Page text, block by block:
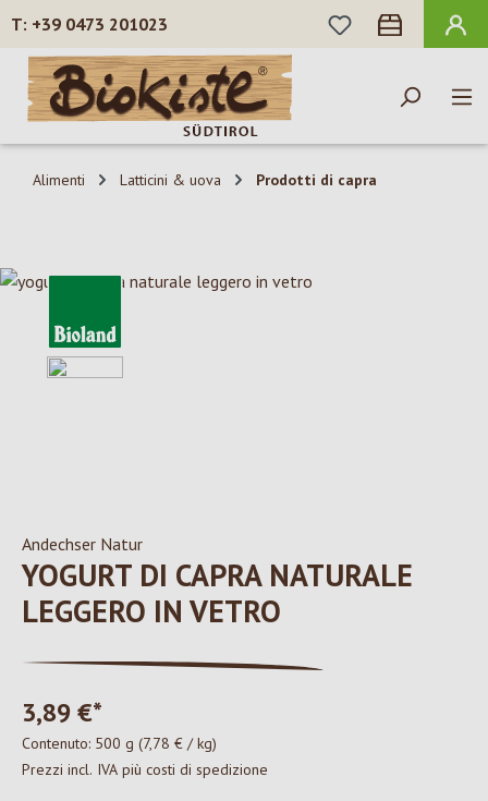
Passa al contenuto principale
+39 0473 201023
HAI 0 ARTICOLI
Alimenti Latticini & uova Prodotti di capra
Salta la galleria di immagini
Andechser Natur
YOGURT DI CAPRA NATURALE
LEGGERO IN VETRO
3,89 €*
Contenuto: 500 g (7,78 € / kg)
Prezzi incl. IVA più costi di spedizione